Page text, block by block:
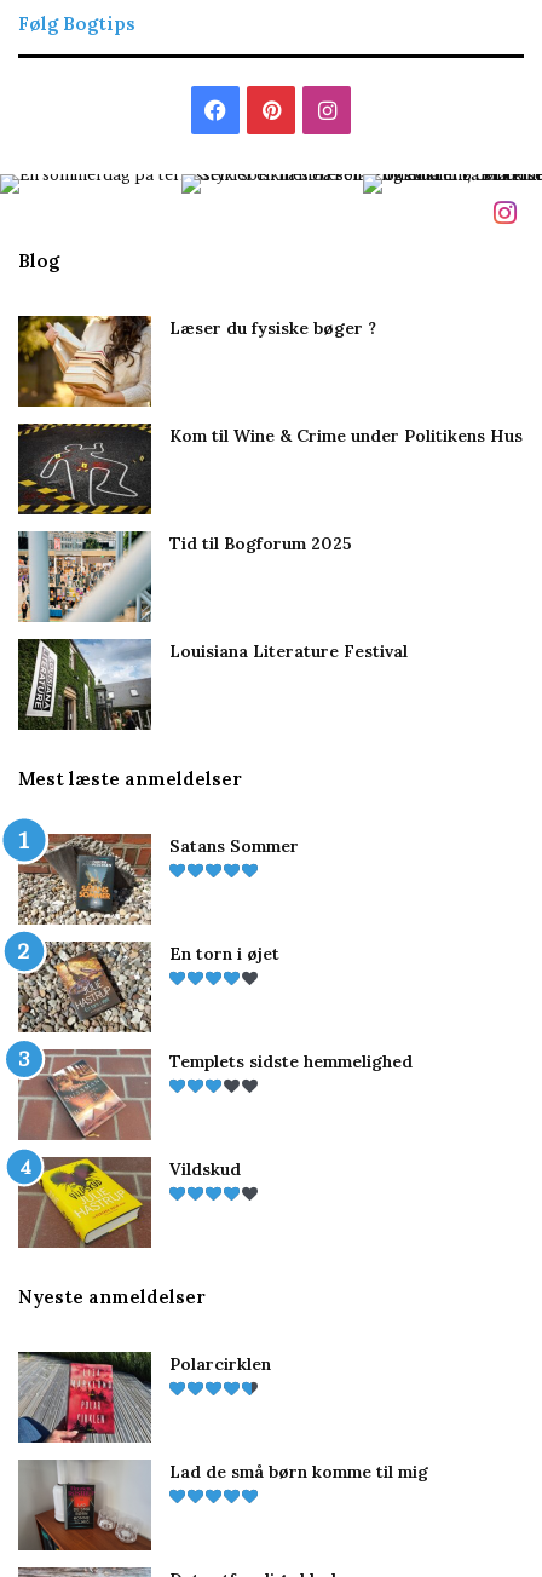
Følg Bogtips
Facebook
PinterestInstagram
Blog
Læser du fysiske bøger ?
Kom til Wine & Crime under Politikens Hus
Tid til Bogforum 2025
Louisiana Literature Festival
Mest læste anmeldelser
Satans Sommer
En torn i øjet
Templets sidste hemmelighed
Vildskud
Nyeste anmeldelser
Polarcirklen
Lad de små børn komme til mig